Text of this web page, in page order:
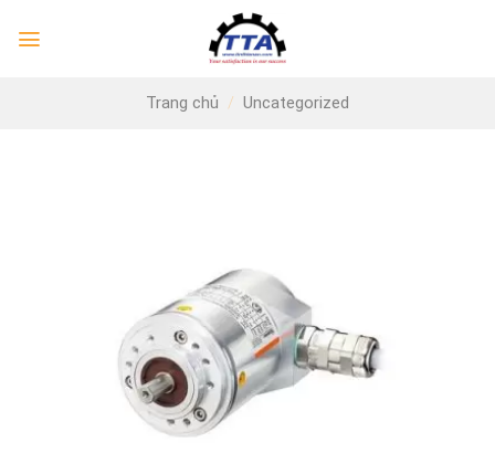
Trang chủ / Uncategorized